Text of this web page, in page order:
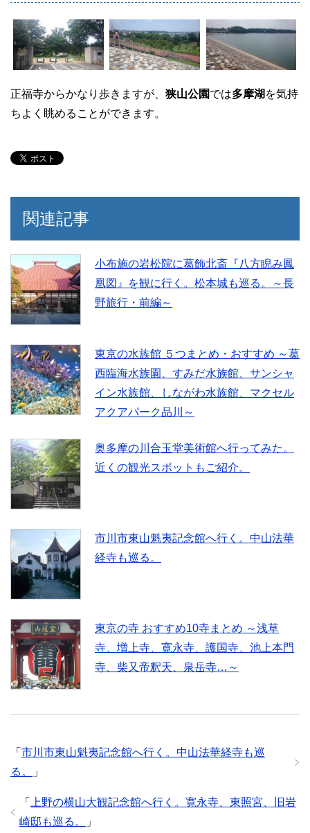
正福寺からかなり歩きますが、 狭山公園では多摩湖 を気持
ちよく眺めることができます。
関連記事
小布施の岩松院に葛飾北斎『八方睨み鳳
凰図』を観に行く。松本城も巡る。～長
野旅行・前編～
東京の水族館 ５つまとめ・おすすめ ～葛
西臨海水族園、すみだ水族館、サンシャ
イン水族館、しながわ水族館、マクセル
アクアパーク品川～
奥多摩の川合玉堂美術館へ行ってみた。
近くの観光スポットもご紹介。
市川市東山魁夷記念館へ行く。中山法華
経寺も巡る。
東京の寺 おすすめ10寺まとめ ～浅草
寺、増上寺、寛永寺、護国寺、池上本門
寺、柴又帝釈天、泉岳寺…～
「 市川市東山魁夷記念館へ行く。中山法華経寺も巡
る。
」
「
上野の横山大観記念館へ行く。寛永寺、東照宮、旧岩
崎邸も巡る。
」